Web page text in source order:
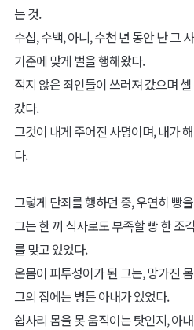
는 것.
수십, 수백, 아니, 수천 년 동안 난 그
기준에 맞게 벌을 행해왔다.
적지 않은 죄인들이 쓰러져 갔으며
갔다.
그것이 내게 주어진 사명이며, 내가
다.
그렇게 단죄를 행하던 중, 우연히 빵
그는 한 끼 식사로도 부족할 빵 한 조
를 맞고 있었다.
온몸이 피투성이가 된 그는, 망가진
그의 집에는 병든 아내가 있었다.
쉽사리 몸을 못 움직이는 탓인지, 아